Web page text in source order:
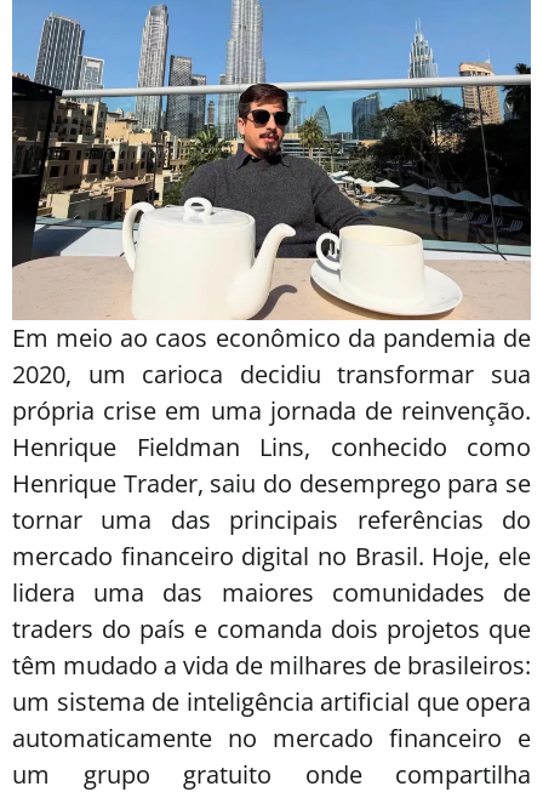
Em meio ao caos econômico da pandemia de
2020, um carioca decidiu transformar sua
própria crise em uma jornada de reinvenção.
Henrique Fieldman Lins, conhecido como
Henrique Trader, saiu do desemprego para se
tornar uma das principais referências do
mercado financeiro digital no Brasil. Hoje, ele
lidera uma das maiores comunidades de
traders do país e comanda dois projetos que
têm mudado a vida de milhares de brasileiros:
um sistema de inteligência artificial que opera
automaticamente no mercado financeiro e
um grupo gratuito onde compartilha